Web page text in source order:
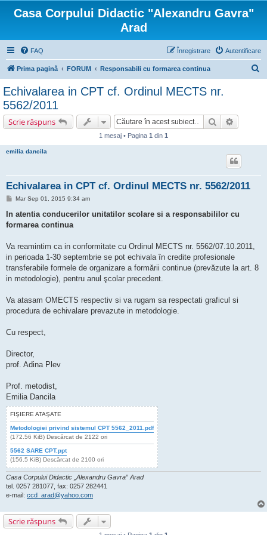
Casa Corpului Didactic "Alexandru Gavra"
Arad
FAQ Autentificare
Înregistrare
Prima pagină FORUM Responsabili cu formarea continua
Echivalarea in CPT cf. Ordinul MECTS nr.
5562/2011
Scrie răspuns Căutare
1 mesaj • Pagina 1 din 1
emilia dancila
Echivalarea in CPT cf. Ordinul MECTS nr. 5562/2011
M
s
j
Mar Sep 01, 2015 9:34 am
In atentia conducerilor unitatilor scolare si a responsabililor cu
formarea continua
Va reamintim ca in conformitate cu Ordinul MECTS nr. 5562/07.10.2011,
in perioada 1-30 septembrie se pot echivala în credite profesionale
transferabile formele de organizare a formării continue (prevăzute la art. 8
in metodologie), pentru anul şcolar precedent.
Va atasam OMECTS respectiv si va rugam sa respectati graficul si
procedura de echivalare prevazute in metodologie.
Cu respect,
Director,
prof. Adina Plev
Prof. metodist,
Emilia Dancila
FIŞIERE ATAŞATE
Metodologiei privind sistemul CPT 5562_2011.pdf
(172.56 KiB) Descărcat de 2122 ori
5562 SARE CPT.ppt
(156.5 KiB) Descărcat de 2100 ori
Casa Corpului Didactic „Alexandru Gavra” Arad
tel. 0257 281077, fax: 0257 282441
e-mail: ccd_arad@yahoo.com
Scrie răspuns